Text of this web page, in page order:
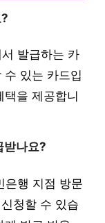
발급하는 카
수 있는 카드입
을 제공합니
받나요?
은행 지점 방문
청할 수 있습